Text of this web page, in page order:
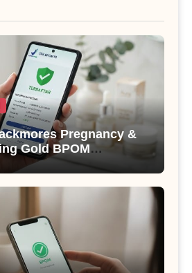
Pregnancy &
Gold BPOM
dan Status Izin